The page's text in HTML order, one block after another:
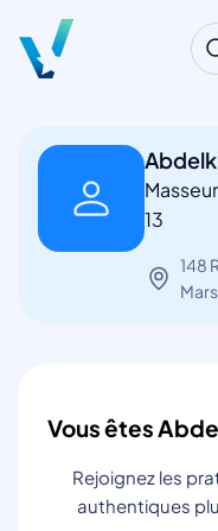
13
148
Vous êtes
Rejoignez les
authentiques